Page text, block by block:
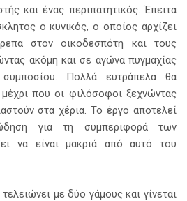
και ένας περιπατητικός. Έπειτα
ο κυνικός, ο οποίος αρχίζει
στον οικοδεσπότη και τους
ακόμη και σε αγώνα πυγμαχίας
Πολλά ευτράπελα θα
που οι φιλόσοφοι ξεχνώντας
στα χέρια. Το έργο αποτελεί
για τη συμπεριφορά των
να είναι μακριά από αυτό του
με δύο γάμους και γίνεται